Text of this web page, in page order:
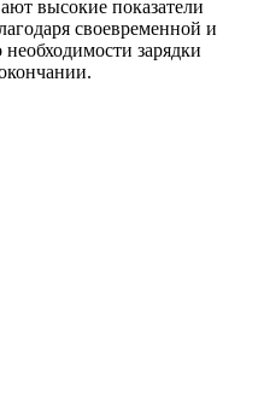
высокие показатели
своевременной и
зарядки